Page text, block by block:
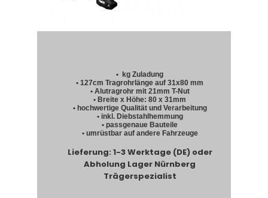
• kg Zuladung
• 127cm Tragrohrlänge auf 31x80 mm
• Alutragrohr mit 21mm T-Nut
• Breite x Höhe: 80 x 31mm
• hochwertige Qualität und Verarbeitung
• inkl. Diebstahlhemmung
• passgenaue Bauteile
• umrüstbar auf andere Fahrzeuge
Lieferung: 1-3 Werktage (DE) oder
Abholung Lager Nürnberg
Trägerspezialist